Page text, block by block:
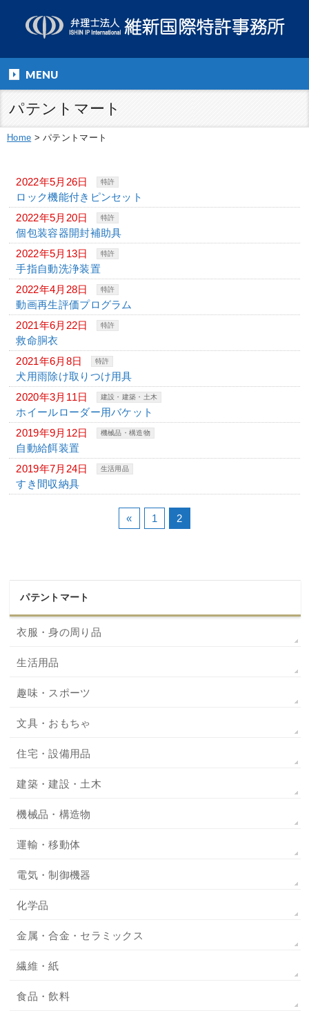
MENU
パテントマート
Home >パテントマート
2022年5月26日 特許
ロック機能付きピンセット
2022年5月20日
特許
個包装容器開封補助具
2022年5月13日
特許
手指自動洗浄装置
2022年4月28日
特許
動画再生評価プログラム
2021年6月22日
特許
救命胴衣
2021年6月8日
特許
犬用雨除け取りつけ用具
2020年3月11日
建設・建築・土木
ホイールローダー用バケット
2019年9月12日
機械品・構造物
自動給餌装置
2019年7月24日
生活用品
すき間収納具
« 1 2
パテントマート
衣服・身の周り品
生活用品
趣味・スポーツ
文具・おもちゃ
住宅・設備用品
建築・建設・土木
機械品・構造物
運輸・移動体
電気・制御機器
化学品
金属・合金・セラミックス
繊維・紙
食品・飲料